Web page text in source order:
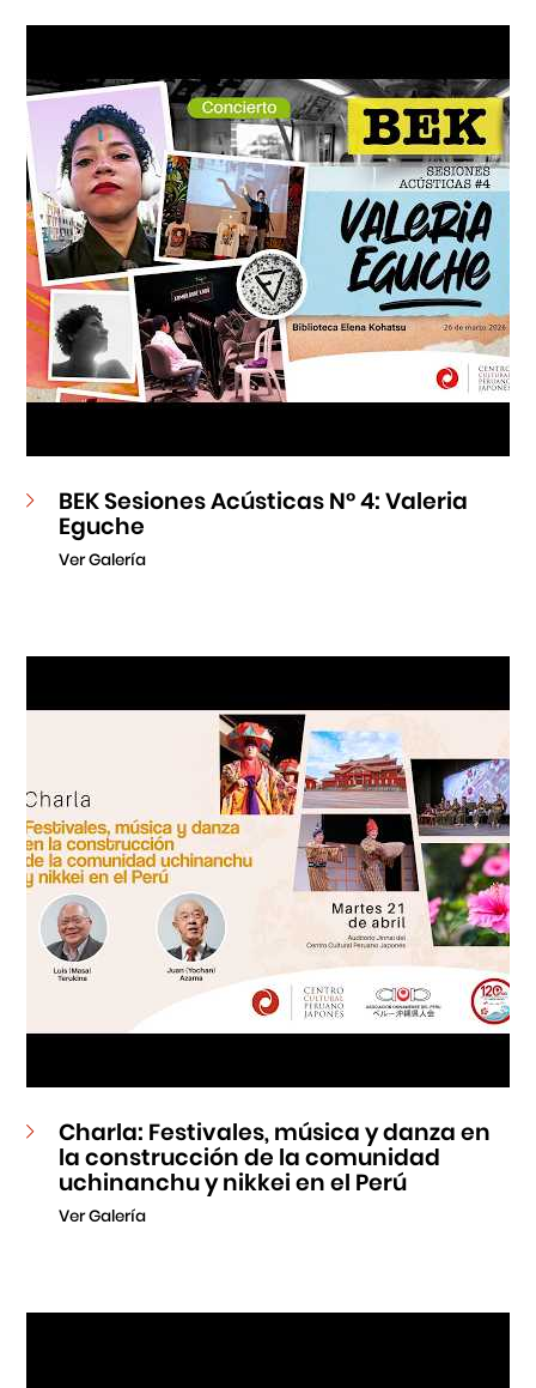
Museo de la Inmigración Japonesa
Fondo Editorial
Teatro Peruano Japonés
BEK Sesiones Acústicas N° 4: Valeria
Eguche
Ver Galería
Charla: Festivales, música y danza en
la construcción de la comunidad
uchinanchu y nikkei en el Perú
Ver Galería